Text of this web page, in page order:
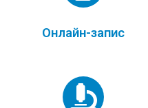
Онлайн-запис